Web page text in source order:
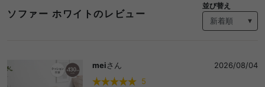
ソファー ホワイトのレビュー
並び替え
meiさん
2026/08/04
5